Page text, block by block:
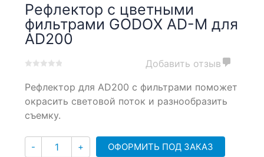
Рефлектор с цветными
фильтрами GODOX AD-M для
AD200
out
based
on
Добавить отзыв
Рефлектор для AD200 с фильтрами поможет
окрасить световой поток и разнообразить
съемку.
- Количество
+ ОФОРМИТЬ ПОД ЗАКАЗ